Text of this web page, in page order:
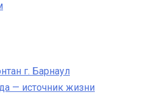
г. Барнаул
— источник жизни